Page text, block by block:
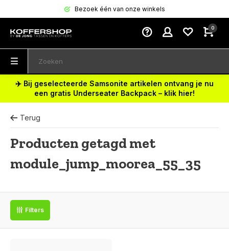
Bezoek één van onze winkels
0
✈️ Bij geselecteerde Samsonite artikelen ontvang je nu
een gratis Underseater Backpack – klik hier!
Terug
Producten getagd met
module_jump_moorea_55_35
Filters